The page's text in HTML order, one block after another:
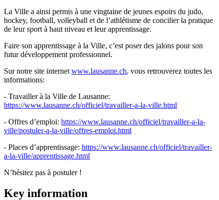
La Ville a ainsi permis à une vingtaine de jeunes espoirs du judo,
hockey, football, volleyball et de l’athlétisme de concilier la pratique
de leur sport à haut niveau et leur apprentissage.
Faire son apprentissage à la Ville, c’est poser des jalons pour son
futur développement professionnel.
Sur notre site internet www.lausanne.ch, vous retrouverez toutes les
informations:
- Travailler à la Ville de Lausanne:
https://www.lausanne.ch/officiel/travailler-a-la-ville.html
- Offres d’emploi: https://www.lausanne.ch/officiel/travailler-a-la-
ville/postuler-a-la-ville/offres-emploi.html
- Places d’apprentissage: https://www.lausanne.ch/officiel/travailler-
a-la-ville/apprentissage.html
N’hésitez pas à postuler !
Key information